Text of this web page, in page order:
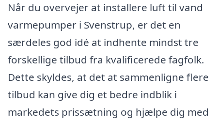
Når du overvejer at installere luft til vand
varmepumper i Svenstrup, er det en
særdeles god idé at indhente mindst tre
forskellige tilbud fra kvalificerede fagfolk.
Dette skyldes, at det at sammenligne flere
tilbud kan give dig et bedre indblik i
markedets prissætning og hjælpe dig med